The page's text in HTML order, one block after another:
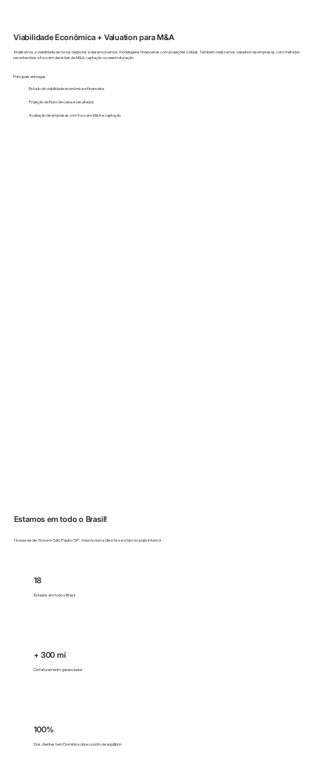
Viabilidade Econômica + Valuation para M&A
Analisamos a viabilidade de novos negócios e desenvolvemos modelagens financeiras com projeções sólidas. Também realizamos valuation de empresas, com métodos
reconhecidos e foco em decisões de M&A, captação ou reestruturação.
Principais entregas:
Estudo de viabilidade econômica e financeira
Projeção de fluxo de caixa e resultados
Avaliação de empresas com foco em M&A e captação
Estamos em todo o Brasil!
Nossa sede fica em São Paulo/SP, mas nossos clientes estão no país inteiro!
18
Estados em todo o Brasil
+ 300 mi
De faturamento gerenciados
100%
Dos clientes tem Domínio sobre o ponto de equilíbrio